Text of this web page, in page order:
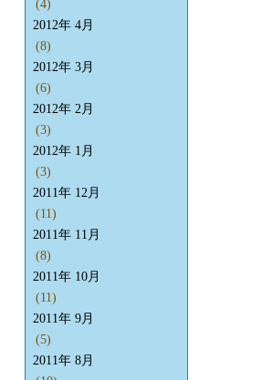
(4)
2012年 4月
(8)
2012年 3月
(6)
2012年 2月
(3)
2012年 1月
(3)
2011年 12月
(11)
2011年 11月
(8)
2011年 10月
(11)
2011年 9月
(5)
2011年 8月